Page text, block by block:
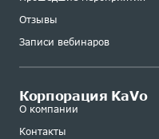
Отзывы
Записи вебинаров
Корпорация KaVo
О компании
Контакты